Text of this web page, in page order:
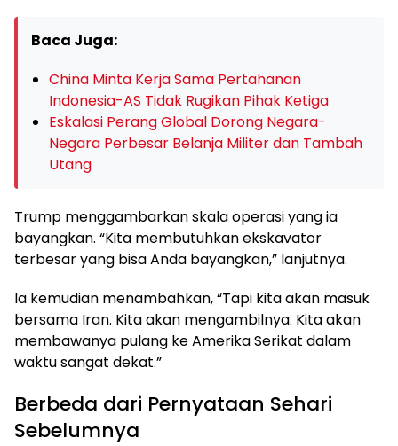
Baca Juga:
China Minta Kerja Sama Pertahanan
Indonesia-AS Tidak Rugikan Pihak Ketiga
Eskalasi Perang Global Dorong Negara-
Negara Perbesar Belanja Militer dan Tambah
Utang
Trump menggambarkan skala operasi yang ia
bayangkan. “Kita membutuhkan ekskavator
terbesar yang bisa Anda bayangkan,” lanjutnya.
Ia kemudian menambahkan, “Tapi kita akan masuk
bersama Iran. Kita akan mengambilnya. Kita akan
membawanya pulang ke Amerika Serikat dalam
waktu sangat dekat.”
Berbeda dari Pernyataan Sehari
Sebelumnya